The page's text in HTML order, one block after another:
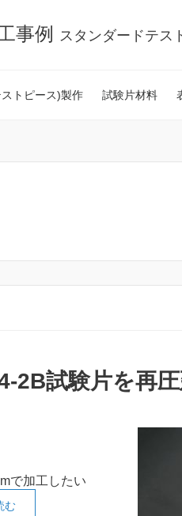
事例 スタンダードテス
トピース)製作 試験片材料
2B試験片を再
で加工したい
む